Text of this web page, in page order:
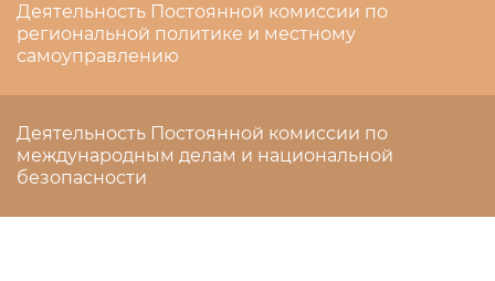
Деятельность Постоянной комиссии по
региональной политике и местному
самоуправлению
Деятельность Постоянной комиссии по
международным делам и национальной
безопасности